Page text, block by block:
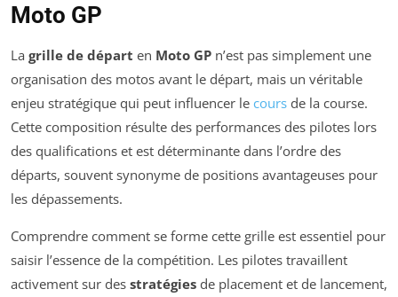
Moto GP
La grille de départ en Moto GP n’est pas simplement une
organisation des motos avant le départ, mais un véritable
enjeu stratégique qui peut influencer le cours de la course.
Cette composition résulte des performances des pilotes lors
des qualifications et est déterminante dans l’ordre des
départs, souvent synonyme de positions avantageuses pour
les dépassements.
Comprendre comment se forme cette grille est essentiel pour
saisir l’essence de la compétition. Les pilotes travaillent
activement sur des stratégies de placement et de lancement,